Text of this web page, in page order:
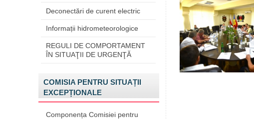
Deconectări de curent electric
Informații hidrometeorologice
REGULI DE COMPORTAMENT
ÎN SITUAŢII DE URGENŢĂ
COMISIA PENTRU SITUAȚII
EXCEPȚIONALE
Componența Comisiei pentru